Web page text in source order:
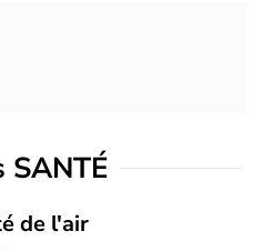
SANTÉ
de l'air